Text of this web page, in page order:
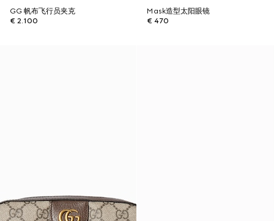
GG 帆布飞行员夹克
€ 2.100
Mask造型太阳眼镜
€ 470